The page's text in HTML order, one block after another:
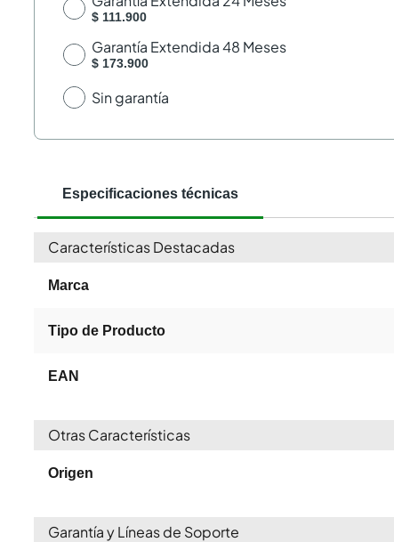
$ 111.900
Garantía Extendida 48 Meses
$ 173.900
Sin garantía
Especificaciones técnicas
Características Destacadas
Marca
Tipo de Producto
EAN
Otras Características
Origen
Garantía y Líneas de Soporte